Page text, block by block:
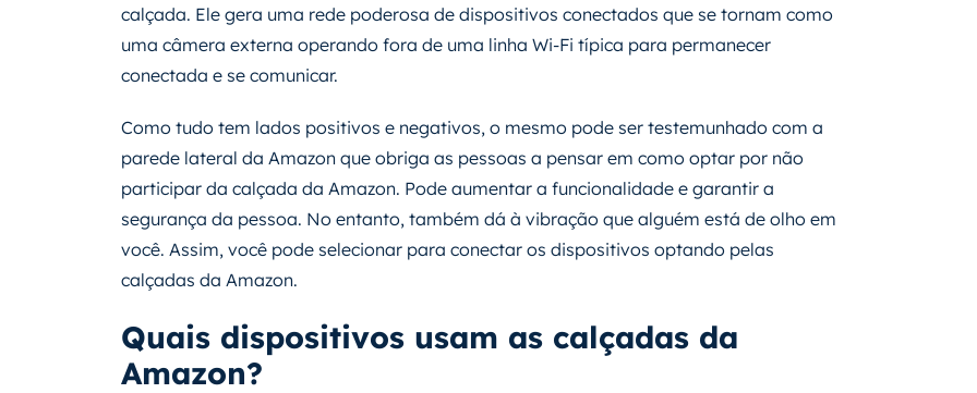
calçada. Ele gera uma rede poderosa de dispositivos conectados que se tornam como
uma câmera externa operando fora de uma linha Wi-Fi típica para permanecer
conectada e se comunicar.
Como tudo tem lados positivos e negativos, o mesmo pode ser testemunhado com a
parede lateral da Amazon que obriga as pessoas a pensar em como optar por não
participar da calçada da Amazon. Pode aumentar a funcionalidade e garantir a
segurança da pessoa. No entanto, também dá à vibração que alguém está de olho em
você. Assim, você pode selecionar para conectar os dispositivos optando pelas
calçadas da Amazon.
Quais dispositivos usam as calçadas da
Amazon?